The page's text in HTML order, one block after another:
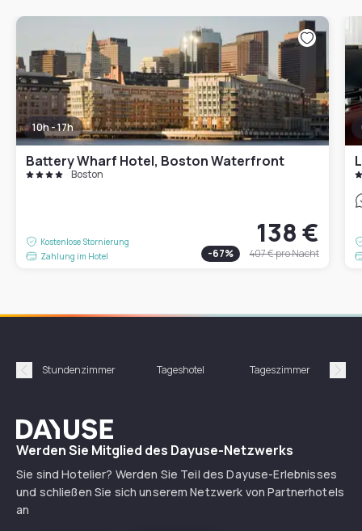
10h - 17h
Battery Wharf Hotel, Boston Waterfront
Boston
Kostenlose Stornierung
Zahlung im Hotel
138 €
-67% 407 €pro Nacht
Précédent
Stundenzimmer Tageshotel Tageszimmer
Dayuse
Werden Sie Mitglied des Dayuse-Netzwerks
Sie sind Hotelier? Werden Sie Teil des Dayuse-Erlebnisses
und schließen Sie sich unserem Netzwerk von Partnerhotels
an